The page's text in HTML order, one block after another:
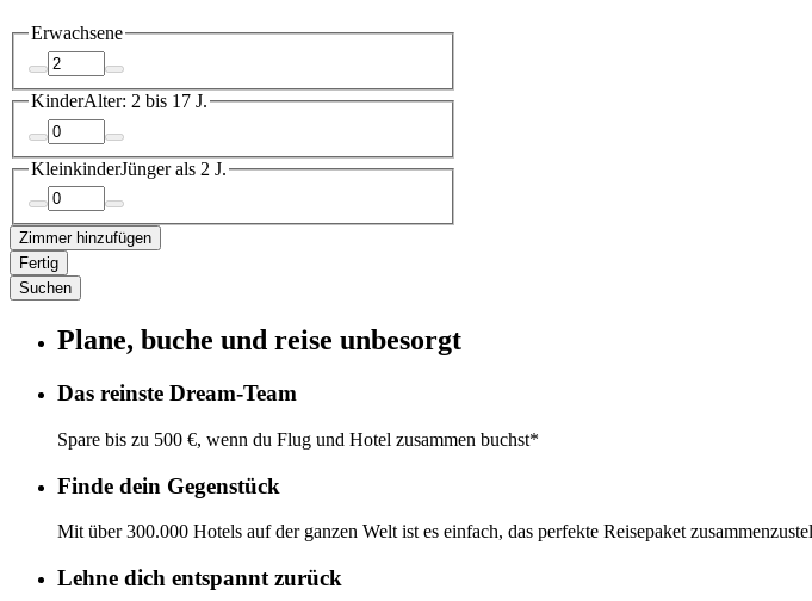
Erwachsene
KinderAlter: 2 bis 17 J.
KleinkinderJünger als 2 J.
Zimmer hinzufügen
Fertig
Suchen
Plane, buche und reise unbesorgt
Das reinste Dream-Team
Spare bis zu 500 €, wenn du Flug und Hotel zusammen buchst*
Finde dein Gegenstück
Mit über 300.000 Hotels auf der ganzen Welt ist es einfach, das perfekte Reisepaket
Lehne dich entspannt zurück